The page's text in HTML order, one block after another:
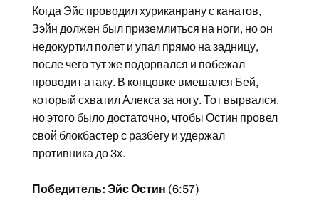
Когда Эйс проводил хуриканрану с канатов,
Зэйн должен был приземлиться на ноги, но он
недокуртил полет и упал прямо на задницу,
после чего тут же подорвался и побежал
проводит атаку. В концовке вмешался Бей,
который схватил Алекса за ногу. Тот вырвался,
но этого было достаточно, чтобы Остин провел
свой блокбастер с разбегу и удержал
противника до 3х.
Победитель: Эйс Остин (6:57)